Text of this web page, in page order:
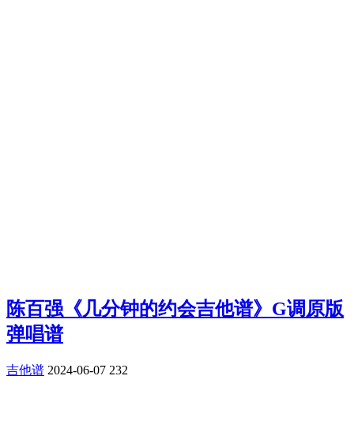
陈百强《几分钟的约会吉他谱》G调原版
弹唱谱
吉他谱 2024-06-07 232